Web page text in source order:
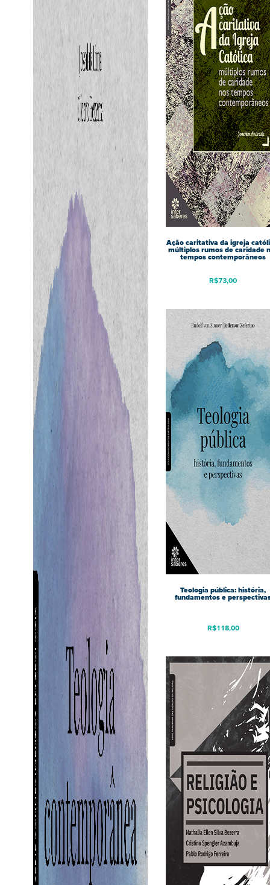
Ação caritativa da igreja
múltiplos rumos de caridade
tempos contemporâneos
R$73,00
Teologia pública: história,
fundamentos e
R$118,00